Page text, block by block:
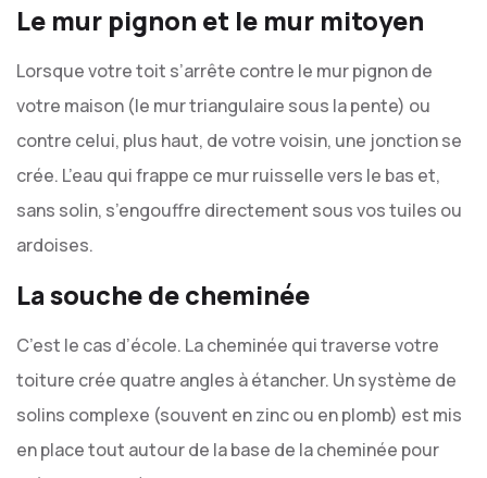
Le mur pignon et le mur mitoyen
Lorsque votre toit s’arrête contre le mur pignon de
votre maison (le mur triangulaire sous la pente) ou
contre celui, plus haut, de votre voisin, une jonction se
crée. L’eau qui frappe ce mur ruisselle vers le bas et,
sans solin, s’engouffre directement sous vos tuiles ou
ardoises.
La souche de cheminée
C’est le cas d’école. La cheminée qui traverse votre
toiture crée quatre angles à étancher. Un système de
solins complexe (souvent en zinc ou en plomb) est mis
en place tout autour de la base de la cheminée pour